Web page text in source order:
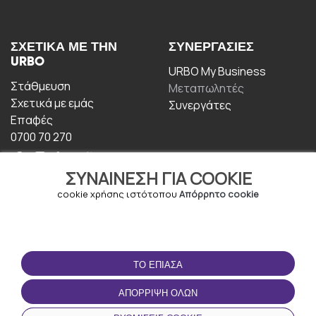
ΣΥΝΑΊΝΕΣΗ ΓΙΑ COOKIE
cookie χρήσης ιστότοπου Απόρρητο cookie
ΤΟ ΈΠΙΑΣΑ
ΑΠΌΡΡΙΨΗ ΌΛΩΝ
ΣΧΕΤΙΚΆ ΜΕ ΤΗΝ
URBO
Στάθμευση
Σχετικά με εμάς
Επαφές
0700 70 270
ΣΥΝΕΡΓΑΣΊΕΣ
URBO My Business
Μεταπωλητές
Συνεργάτες
ΟΡΟΙ ΧΡΉΣΗΣ
Οροι και Προϋποθέσεις
Πολιτική απορρήτου
ΚΑΤΕΒΆΣΤΕ ΤΗΝ
ΕΦΑΡΜΟΓΉ